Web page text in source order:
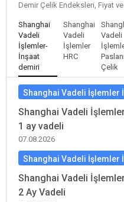
Demir Çelik Endeksleri, Fiyat
Shanghai
Vadeli
İşlemler-
İnşaat
demiri
Shanghai
Vadeli
İşlemler
HRC
Vadeli
Çelik
Shanghai Vadeli İşlemler
Shanghai Vadeli
1 ay vadeli
07.08.2026
Shanghai Vadeli İşlemler
Shanghai Vadeli
2 Ay Vadeli